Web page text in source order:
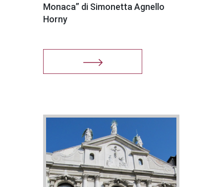
Monaca” di Simonetta Agnello
Horny